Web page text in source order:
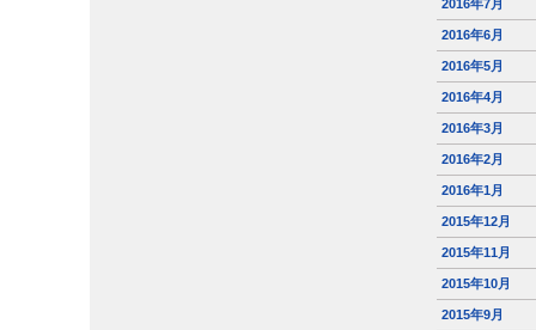
2016年7月
2016年6月
2016年5月
2016年4月
2016年3月
2016年2月
2016年1月
2015年12月
2015年11月
2015年10月
2015年9月